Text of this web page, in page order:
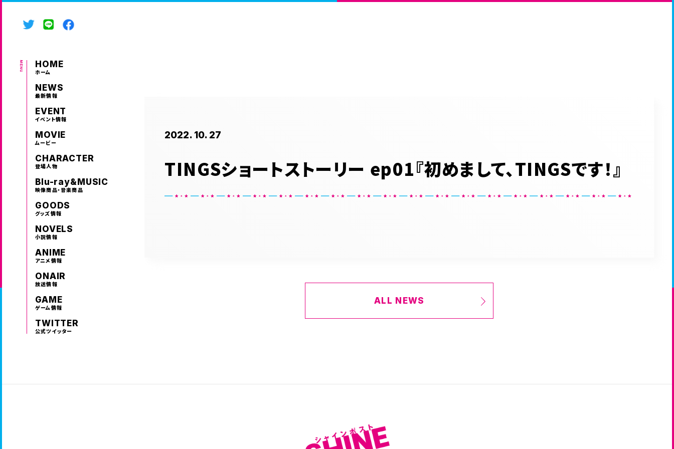
HOME
ホーム
NEWS
最新情報
EVENT
イベント情報
MOVIE
ムービー
CHARACTER
登場人物
Blu-ray&MUSIC
映像商品・音楽商品
GOODS
グッズ情報
NOVELS
小説情報
ANIME
アニメ情報
ONAIR
放送情報
GAME
ゲーム情報
TWITTER
公式ツイッター
2022. 10. 27
TINGSショートストーリー ep01『初めまして、TINGSです！』
ALL NEWS